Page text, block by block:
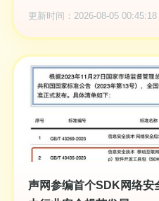
更新时间：2026-08-05 00:45:18
声网参编首个SDK网络安